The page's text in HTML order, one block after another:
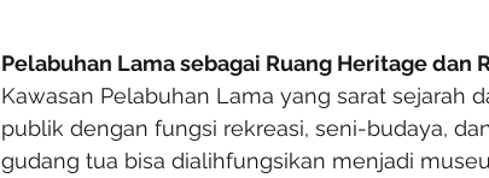
Pelabuhan Lama sebagai Ruang Heritage dan
Kawasan Pelabuhan Lama yang sarat sejarah
publik dengan fungsi rekreasi, seni-budaya,
gudang tua bisa dialihfungsikan menjadi